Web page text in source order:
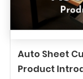
Auto Sheet
Product